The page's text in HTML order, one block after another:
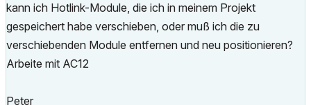
kann ich Hotlink-Module, die ich in meinem Projekt
gespeichert habe verschieben, oder muß ich die zu
verschiebenden Module entfernen und neu positionieren?
Arbeite mit AC12
Peter